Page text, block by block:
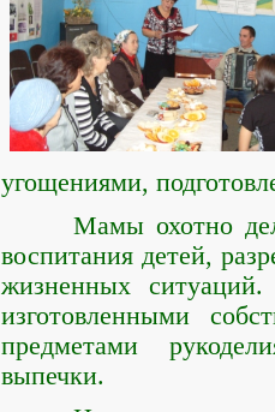
угощениями,
Мамы охотно
воспитания детей,
жизненных
изготовленными
предметами
выпечки.